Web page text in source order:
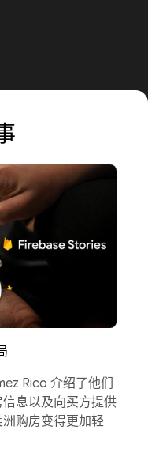
Rico 介绍了他们
息以及向买方提供
购房变得更加轻